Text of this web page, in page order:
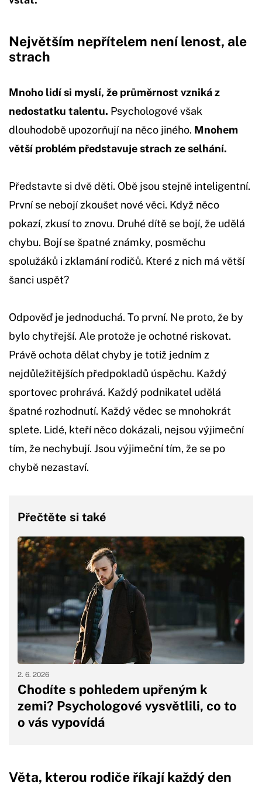
Největším nepřítelem není lenost, ale
strach
Mnoho lidí si myslí, že průměrnost vzniká z
nedostatku talentu. Psychologové však
dlouhodobě upozorňují na něco jiného. Mnohem
větší problém představuje strach ze selhání.
Představte si dvě děti. Obě jsou stejně inteligentní.
První se nebojí zkoušet nové věci. Když něco
pokazí, zkusí to znovu. Druhé dítě se bojí, že udělá
chybu. Bojí se špatné známky, posměchu
spolužáků i zklamání rodičů. Které z nich má větší
šanci uspět?
Odpověď je jednoduchá. To první. Ne proto, že by
bylo chytřejší. Ale protože je ochotné riskovat.
Právě ochota dělat chyby je totiž jedním z
nejdůležitějších předpokladů úspěchu. Každý
sportovec prohrává. Každý podnikatel udělá
špatné rozhodnutí. Každý vědec se mnohokrát
splete. Lidé, kteří něco dokázali, nejsou výjimeční
tím, že nechybují. Jsou výjimeční tím, že se po
chybě nezastaví.
Přečtěte si také
Chodíte s pohledem upřeným k
zemi? Psychologové vysvětlili, co to
o vás vypovídá
2. 6. 2026
Věta, kterou rodiče říkají každý den